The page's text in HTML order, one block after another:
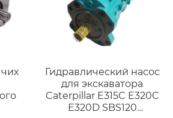
Гидравлический насос
для экскаватора
Caterpillar E315C E320C
E320D SBS120